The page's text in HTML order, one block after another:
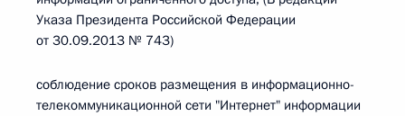
Указа Президента Российской Федерации
от 30.09.2013 № 743)
соблюдение сроков размещения в информационно-
телекоммуникационной сети "Интернет" информации